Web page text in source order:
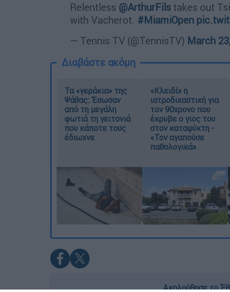
Relentless @ArthurFils takes out
with Vacherot. #MiamiOpen
— Tennis TV (@TennisTV) March
Διαβάστε ακόμη
Τα «γεράκια» της
Ψάθας: Έσωσαν
από τη μεγάλη
φωτιά τη γειτονιά
που κάποτε τους
έδιωχνε
«Κλειδί» η
ιατροδικαστική για
τον 90χρονο που
έκρυβε ο γιος του
στον καταψύκτη -
«Τον αγαπούσε
παθολογικά»
Ακολούθησε το